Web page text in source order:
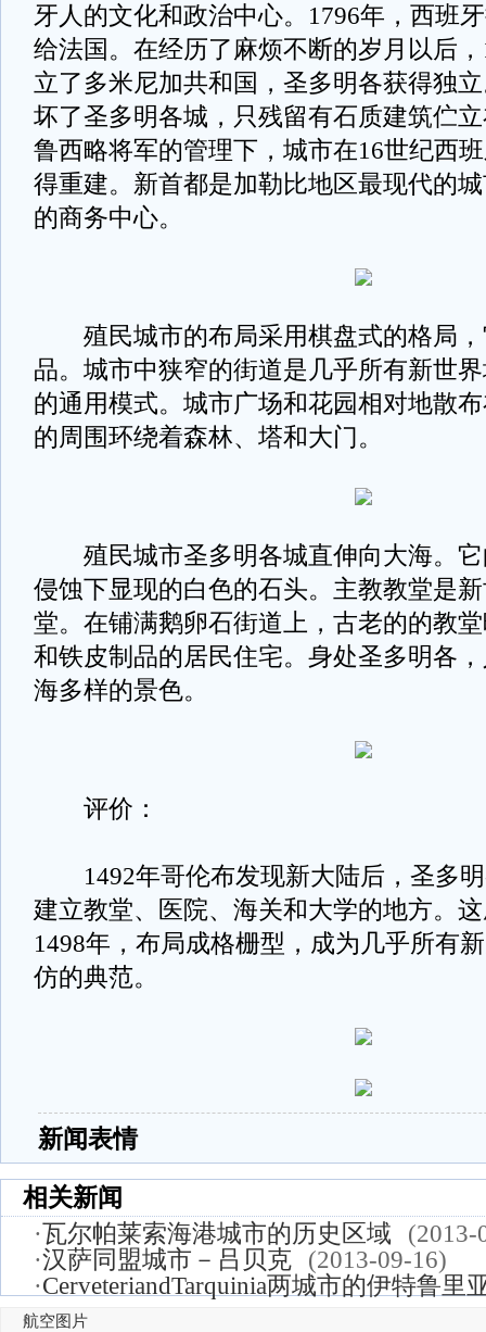
牙人的文化和政治中心。1796年，西班
给法国。在经历了麻烦不断的岁月以后
立了多米尼加共和国，圣多明各获得独
坏了圣多明各城，只残留有石质建筑伫
鲁西略将军的管理下，城市在16世纪西
得重建。新首都是加勒比地区最现代的
的商务中心。
殖民城市的布局采用棋盘式的格局，
品。城市中狭窄的街道是几乎所有新世
的通用模式。城市广场和花园相对地散
的周围环绕着森林、塔和大门。
殖民城市圣多明各城直伸向大海。它
侵蚀下显现的白色的石头。主教教堂是
堂。在铺满鹅卵石街道上，古老的的教
和铁皮制品的居民住宅。身处圣多明各
海多样的景色。
评价：
1492年哥伦布发现新大陆后，圣多明
建立教堂、医院、海关和大学的地方。
1498年，布局成格栅型，成为几乎所有
仿的典范。
新闻表情
相关新闻
·瓦尔帕莱索海港城市的历史区域
(2013-
·汉萨同盟城市－吕贝克
(2013-09-16)
·CerveteriandTarquinia两城市的伊特鲁里
航空图片